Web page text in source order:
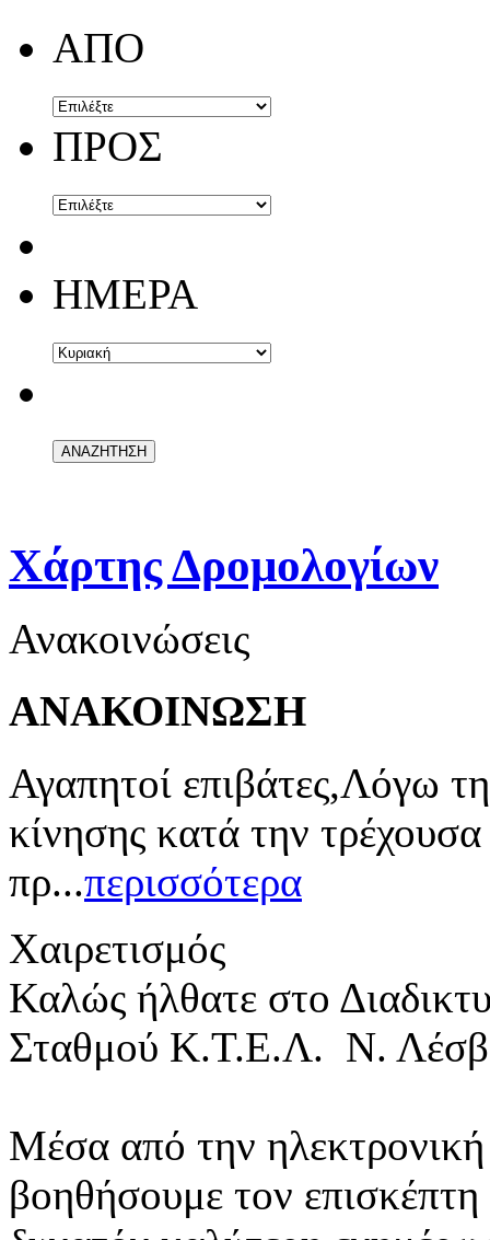
ΑΠΟ
ΠΡΟΣ
ΗΜΕΡΑ
Χάρτης Δρομολογίων
Ανακοινώσεις
ΑΝΑΚΟΙΝΩΣΗ
Αγαπητοί επιβάτες,Λόγω
κίνησης κατά την
πρ...περισσότερα
Χαιρετισμός
Καλώς ήλθατε στο
Σταθμού Κ.Τ.Ε.Λ. Ν.
Μέσα από την ηλεκτρονική
βοηθήσουμε τον